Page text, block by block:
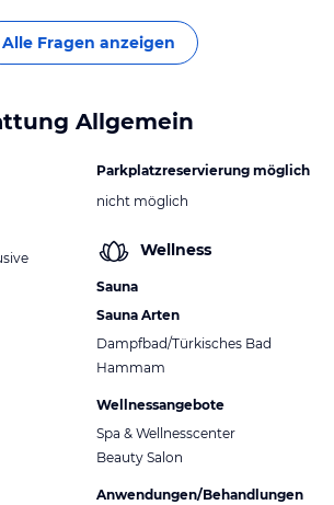
Alle Fragen anzeigen
Allgemein
Parkplatzreservierung möglich
nicht möglich
Wellness
Sauna
Sauna Arten
Dampfbad/Türkisches Bad
Hammam
Wellnessangebote
Spa & Wellnesscenter
Beauty Salon
Anwendungen/Behandlungen